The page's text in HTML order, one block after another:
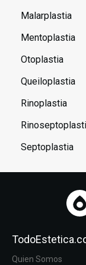
Malarplastia
Mentoplastia
Otoplastia
Queiloplastia
Rinoplastia
Septoplastia
Quien Somos